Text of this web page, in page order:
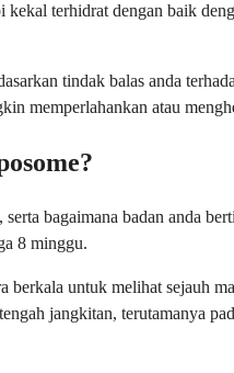
terhidrat dengan baik
tindak balas anda
memperlahankan atau
bagaimana badan anda
8 minggu.
untuk melihat sejauh
jangkitan, terutamanya